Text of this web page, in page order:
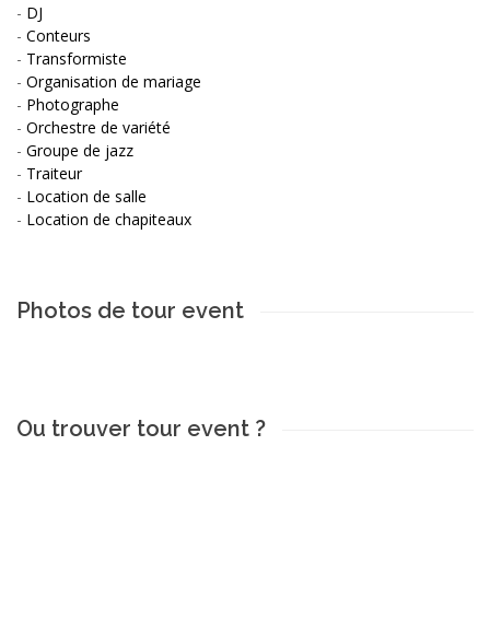
- DJ
- Conteurs
- Transformiste
- Organisation de mariage
- Photographe
- Orchestre de variété
- Groupe de jazz
- Traiteur
- Location de salle
- Location de chapiteaux
Photos de tour event
Ou trouver tour event ?